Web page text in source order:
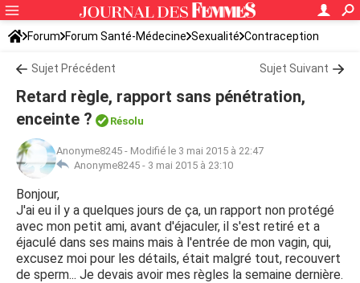
Forum Forum Santé-Médecine Sexualité Contraception
Sujet Précédent Sujet Suivant
Retard règle, rapport sans pénétration,
enceinte ?
Résolu
Anonyme8245 - Modifié le 3 mai 2015 à 22:47
Anonyme8245 - 3 mai 2015 à 23:10
Bonjour,
J'ai eu il y a quelques jours de ça, un rapport non protégé
avec mon petit ami, avant d'éjaculer, il s'est retiré et a
éjaculé dans ses mains mais à l'entrée de mon vagin, qui,
excusez moi pour les détails, était malgré tout, recouvert
de sperm... Je devais avoir mes règles la semaine dernière.